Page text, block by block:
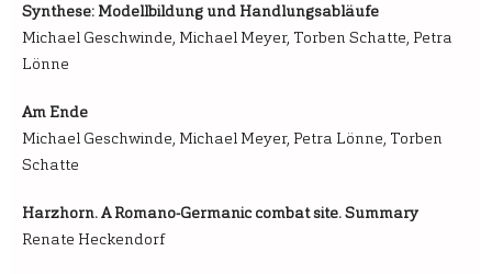
Synthese: Modellbildung und Handlungsabläufe
Michael Geschwinde, Michael Meyer, Torben Schatte, Petra
Lönne
Am Ende
Michael Geschwinde, Michael Meyer, Petra Lönne, Torben
Schatte
Harzhorn. A Romano-Germanic combat site. Summary
Renate Heckendorf